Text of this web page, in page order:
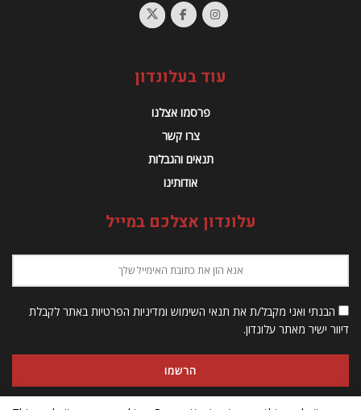
עוד בעלונדון
פרסמו אצלנו
צרו קשר
תנאים והגבלות
אודותינו
עלונדון אצלכם במייל
הבנתי ואני מקבל/ת את תנאי השימוש ומדיניות הפרטיות באתר לקבלת
דיוור ישיר מאתר עלונדון.